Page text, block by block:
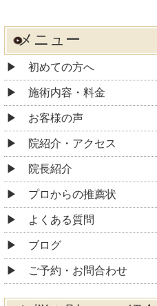
メニュー
初めての方へ
施術内容・料金
お客様の声
院紹介・アクセス
院長紹介
プロからの推薦状
よくある質問
ブログ
ご予約・お問合わせ